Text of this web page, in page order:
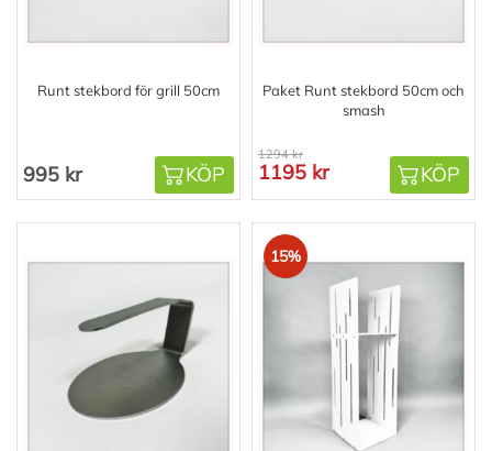
Runt stekbord för grill 50cm
995 kr KÖP
Paket Runt stekbord 50cm och
smash
1294 kr
1195 kr KÖP
15%